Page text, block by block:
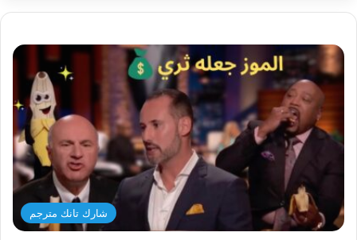
شارك تانك مترجم